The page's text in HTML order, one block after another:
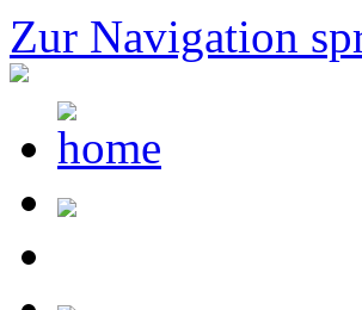
Zur Navigation